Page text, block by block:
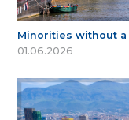
Minorities without
01.06.2026